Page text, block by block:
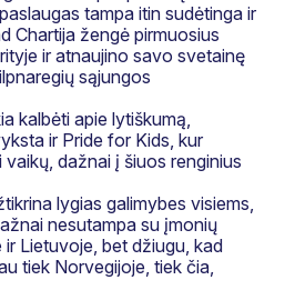
tampa itin sudėtinga ir
Chartija žengė pirmuosius
ir atnaujino savo svetainę
sąjungos
kalbėti apie lytiškumą,
ir Pride for Kids, kur
dažnai į šiuos renginius
lygias galimybes visiems,
nesutampa su įmonių
Lietuvoje, bet džiugu, kad
tiek Norvegijoje, tiek čia,